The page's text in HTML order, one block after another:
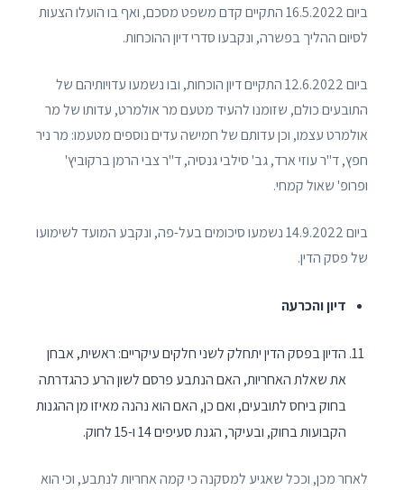
ביום 16.5.2022 התקיים קדם משפט מסכם, ואף בו הועלו הצעות
לסיום ההליך בפשרה, ונקבעו סדרי דיון ההוכחות.
ביום 12.6.2022 התקיים דיון הוכחות, ובו נשמעו עדויותיהם של
התובעים כולם, שזומנו להעיד מטעם מר אולמרט, עדותו של מר
אולמרט עצמו, וכן עדותם של חמישה עדים נוספים מטעמו: מר ניר
חפץ, ד"ר עוזי ארד, גב' סילבי גנסיה, ד"ר צבי הרמן ברקוביץ'
ופרופ' שאול קמחי.
ביום 14.9.2022 נשמעו סיכומים בעל-פה, ונקבע המועד לשימועו
של פסק הדין.
דיון והכרעה
הדיון בפסק הדין יתחלק לשני חלקים עיקריים: ראשית, אבחן
את שאלת האחריות, האם הנתבע פרסם לשון הרע כהגדרתה
בחוק ביחס לתובעים, ואם כן, האם הוא נהנה מאיזו מן ההגנות
הקבועות בחוק, ובעיקר, הגנת סעיפים 14 ו-15 לחוק.
לאחר מכן, וככל שאגיע למסקנה כי קמה אחריות לנתבע, וכי הוא